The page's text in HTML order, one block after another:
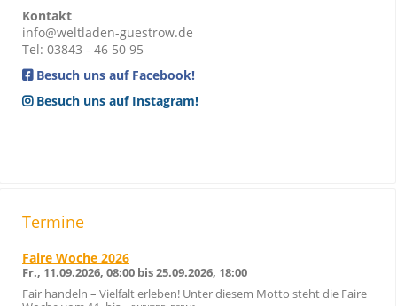
Kontakt
info@weltladen-guestrow.de
Tel: 03843 - 46 50 95
Besuch uns auf Facebook!
Besuch uns auf Instagram!
Termine
Faire Woche 2026
Fr., 11.09.2026, 08:00 bis 25.09.2026, 18:00
Fair handeln – Vielfalt erleben! Unter diesem Motto steht die Faire